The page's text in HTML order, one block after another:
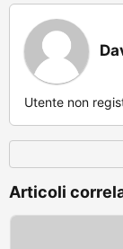
Utente non
Articoli